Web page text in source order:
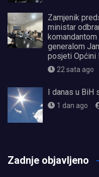
Zamjenik
ministar
komandantom
generalom
posjeti Općini
22 sata ago
I danas u BiH
1 dan ago
Zadnje objavljeno